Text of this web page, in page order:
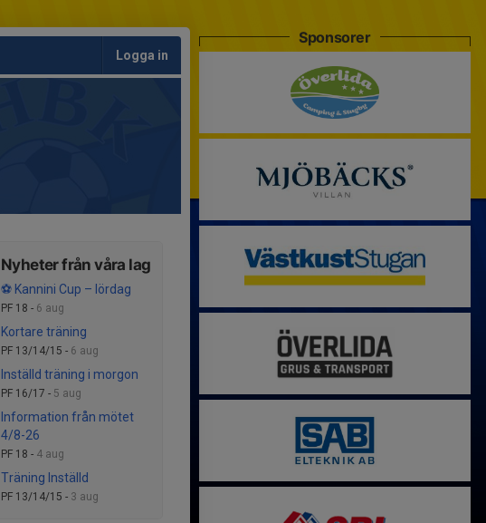
Logga in
Nyheter från våra lag
⚽ Kannini Cup – lördag
PF 18 - 6 aug
Kortare träning
PF 13/14/15 - 6 aug
Inställd träning i morgon
PF 16/17 - 5 aug
Information från mötet
4/8-26
PF 18 - 4 aug
Träning Inställd
PF 13/14/15 - 3 aug
Sponsorer